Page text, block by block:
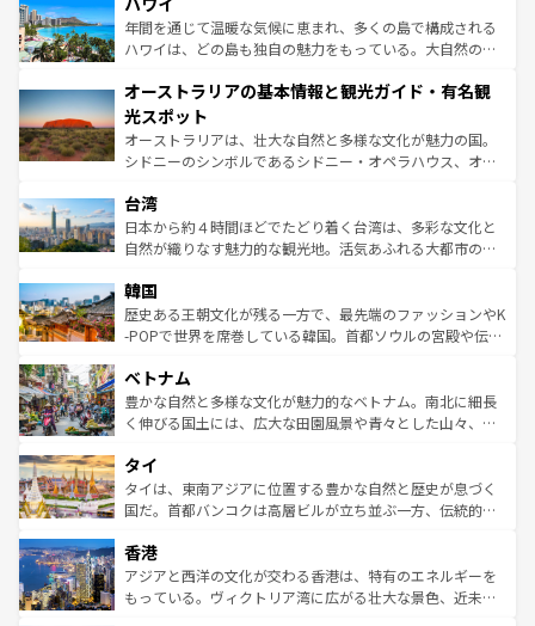
のような巨大都市は、観光、ショッピング、エンターテイ
ンメントが詰まった刺激的なスポットだ。一方、アメリカ
西部には大自然が広がり、グランドキャニオンやイエロー
部のニューオーリンズでは、音楽と美食が融合した独特の
文化が魅力。旅行者はアメリカの各地域で異なる魅力を楽
しみながら、その多様性と豊かな歴史を感じることができ
るだろう。車でのロードトリップや列車の旅も、アメリカ
情報は
年間を通じて温暖な気候に恵まれ、多くの島で構成される
ハワイは、どの島も独自の魅力をもっている。大自然の神
ワイ島は見逃せない。また、定番の観光地といえばオアフ
島だが、静かな自然を求めるならマウイ島やカウアイ島が
おすすめ。エメラルドグリーンに輝く海をはじめ、豊かな
文化や歴史が息づいている。「アロハスピリット」と呼ば
人々、おいしいローカルフードやハワイアンミュージッ
ク、伝統的なフラダンスなど、すべてがハワイの魅力を彩
っている。訪れるたびに新しい発見と感動が待っているハ
はコンテンツ一覧
オーストラリアの基本情報と観光ガイド・有名観
光スポット
オーストラリアは、壮大な自然と多様な文化が魅力の国。
シドニーのシンボルであるシドニー・オペラハウス、オー
リアリーフや大陸中央部にそびえるウルル（エアーズロッ
ク）、タスマニアの美しい原生林やケアンズの熱帯雨林な
ど、見どころがたくさん。また、カフェやワイン、オージ
いる。アクティビティも充実しており、サーフィンやダイ
ビング、ハイキングなど、アウトドア好きにはたまらな
い。オーストラリアの多彩な魅力を存分に味わいつくそ
参照してほしい。
台湾
日本から約４時間ほどでたどり着く台湾は、多彩な文化と
自然が織りなす魅力的な観光地。活気あふれる大都市の台
ン）、静ひつな山岳地帯である台湾東部など、都市の喧騒
と山間の静けさが共存しており、訪れる人に新しい発見と
驚きをもたらしてくれる。また、奥深い台湾の食文化も魅
容にもいいと評判のスイーツなど、バラエティ豊かな料理
が味わえる。 なお、新着の台湾情報は コンテンツ一覧を参
照してほしい。
韓国
歴史ある王朝文化が残る一方で、最先端のファッションやK
-POPで世界を席巻している韓国。首都ソウルの宮殿や伝統
き、地方に足を延ばせば四季折々の自然美を楽しむことが
できる。そして、キムチや焼肉、絶品のストリートフード
まで、さまざまな韓国料理が待っている。夜には、韓国な
リティに包まれながら、韓国の多彩な魅力を心ゆくまで味
わってみてほしい。 なお、新着の韓国情報はコンテンツ一
覧を参照してほしい。
ベトナム
豊かな自然と多様な文化が魅力的なベトナム。南北に細長
く伸びる国土には、広大な田園風景や青々とした山々、世
急速な発展と共に伝統が息づく。ハノイの古い町並みやホ
ーチミン市のフランス統治時代の建物も、独特の雰囲気を
醸し出している。また、バラエティの豊かさとおいしさで
とつ。フォーやバインミー、ベトナムコーヒーなどは、ぜ
ひ現地で味わいたい。どの地域を訪れてもあたたかい人々
が旅行者を迎えてくれるので、きっと忘れられない旅にな
タイ
タイは、東南アジアに位置する豊かな自然と歴史が息づく
国だ。首都バンコクは高層ビルが立ち並ぶ一方、伝統的な
の活気が交差している。北部ではチェンマイなどの山岳地
帯で自然と触れ合い、南部ではプーケットやクラビの美し
いビーチでリゾート気分を楽しむことができる。タイ料理
香港
アジアと西洋の文化が交わる香港は、特有のエネルギーを
もっている。ヴィクトリア湾に広がる壮大な景色、近未来